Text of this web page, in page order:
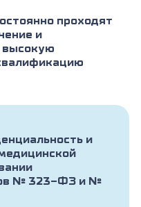
проходят
и
и
№ 323-ФЗ и №